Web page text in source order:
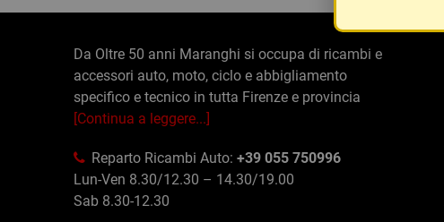
Da Oltre 50 anni Maranghi si occupa di ricambi e
accessori auto, moto, ciclo e abbigliamento
specifico e tecnico in tutta Firenze e provincia
[Continua a leggere...]
Reparto Ricambi Auto: +39 055 750996
Lun-Ven 8.30/12.30 – 14.30/19.00
Sab 8.30-12.30